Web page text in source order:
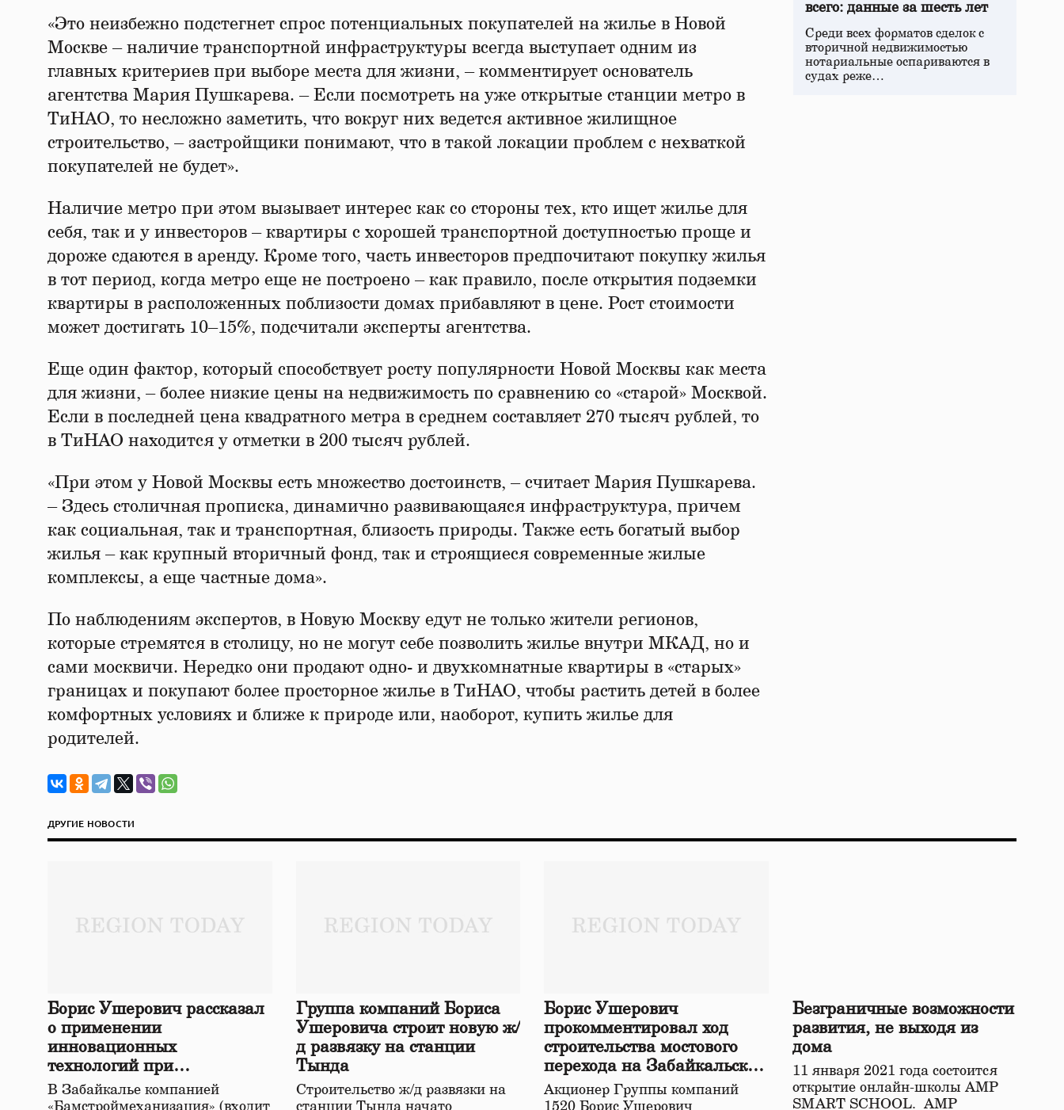
«Это неизбежно подстегнет спрос потенциальных покупателей на жилье в Новой
Москве – наличие транспортной инфраструктуры всегда выступает одним из
главных критериев при выборе места для жизни, – комментирует основатель
агентства Мария Пушкарева. – Если посмотреть на уже открытые станции метро в
ТиНАО, то несложно заметить, что вокруг них ведется активное жилищное
строительство, – застройщики понимают, что в такой локации проблем с нехваткой
покупателей не будет».
Наличие метро при этом вызывает интерес как со стороны тех, кто ищет жилье для
себя, так и у инвесторов – квартиры с хорошей транспортной доступностью проще и
дороже сдаются в аренду. Кроме того, часть инвесторов предпочитают покупку жилья
в тот период, когда метро еще не построено – как правило, после открытия подземки
квартиры в расположенных поблизости домах прибавляют в цене. Рост стоимости
может достигать 10–15%, подсчитали эксперты агентства.
Еще один фактор, который способствует росту популярности Новой Москвы как места
для жизни, – более низкие цены на недвижимость по сравнению со «старой» Москвой.
Если в последней цена квадратного метра в среднем составляет 270 тысяч рублей, то
в ТиНАО находится у отметки в 200 тысяч рублей.
«При этом у Новой Москвы есть множество достоинств, – считает Мария Пушкарева.
– Здесь столичная прописка, динамично развивающаяся инфраструктура, причем
как социальная, так и транспортная, близость природы. Также есть богатый выбор
жилья – как крупный вторичный фонд, так и строящиеся современные жилые
комплексы, а еще частные дома».
По наблюдениям экспертов, в Новую Москву едут не только жители регионов,
которые стремятся в столицу, но не могут себе позволить жилье внутри МКАД, но и
сами москвичи. Нередко они продают одно- и двухкомнатные квартиры в «старых»
границах и покупают более просторное жилье в ТиНАО, чтобы растить детей в более
комфортных условиях и ближе к природе или, наоборот, купить жилье для
родителей.
всего: данные за шесть лет
Среди всех форматов сделок с
вторичной недвижимостью
нотариальные оспариваются в
судах реже…
ДРУГИЕ НОВОСТИ
Борис Ушерович рассказал
о применении
инновационных
технологий при
строительстве нового моста
в Забайкалье
В Забайкалье компанией
«Бамстроймеханизация» (входит
Группа компаний Бориса
Ушеровича строит новую ж/
д развязку на станции
Тында
Строительство ж/д развязки на
станции Тында начато
Борис Ушерович
прокомментировал ход
строительства мостового
перехода на Забайкальской
железной дороге
Акционер Группы компаний
1520 Борис Ушерович
Безграничные возможности
развития, не выходя из
дома
11 января 2021 года состоится
открытие онлайн-школы АМР
SMART SCHOOL. АМР